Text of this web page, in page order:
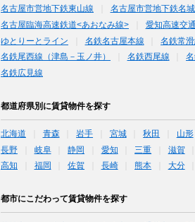
名古屋市営地下鉄東山線
名古屋市営地下鉄名
名古屋臨海高速鉄道<あおなみ線>
愛知高速交
ゆとりーとライン
名鉄名古屋本線 名鉄常
名鉄尾西線（津島－玉ノ井）
名鉄西尾線
名鉄広見線
都道府県別に賃貸物件を探す
北海道 青森 岩手 宮城 秋田 山形
長野
岐阜 静岡 愛知 三重 滋賀
高知
福岡 佐賀 長崎 熊本 大分
都市にこだわって賃貸物件を探す